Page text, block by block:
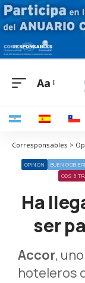
Aa
OPINIÓN BUEN
ODS 8
Ha
ser
Accor,
hoteleros